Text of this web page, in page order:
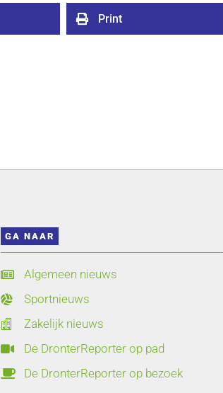
 Print
GA NAAR
 Algemeen nieuws
 Sportnieuws
 Zakelijk nieuws
 De DronterReporter op pad
 De DronterReporter op bezoek